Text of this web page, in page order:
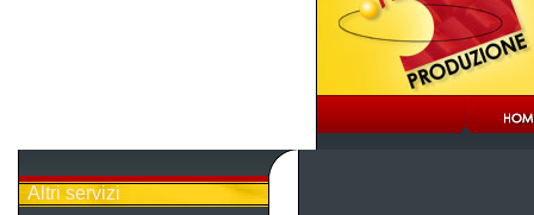
Altri servizi